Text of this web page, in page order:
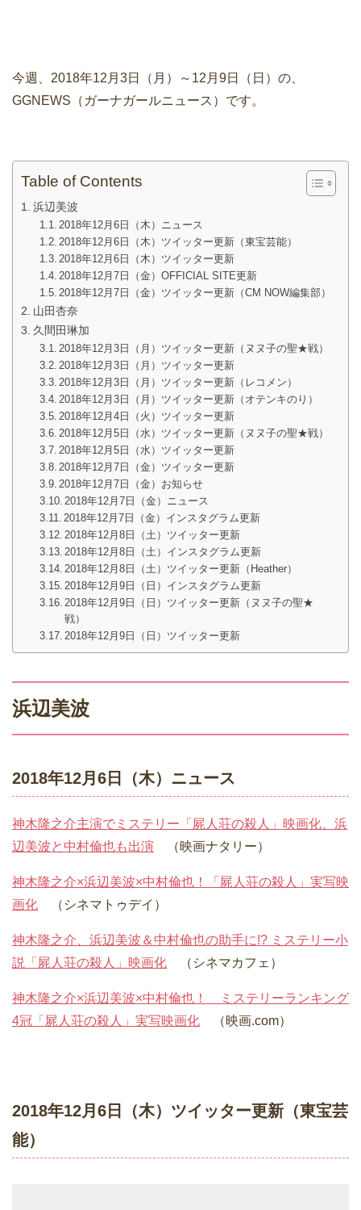
今週、2018年12月3日（月）～12月9日（日）の、
GGNEWS（ガーナガールニュース）です。
Table of Contents
浜辺美波
2018年12月6日（木）ニュース
2018年12月6日（木）ツイッター更新（東宝芸能）
2018年12月6日（木）ツイッター更新
2018年12月7日（金）OFFICIAL SITE更新
2018年12月7日（金）ツイッター更新（CM NOW編集部）
山田杏奈
久間田琳加
2018年12月3日（月）ツイッター更新（ヌヌ子の聖★戦）
2018年12月3日（月）ツイッター更新
2018年12月3日（月）ツイッター更新（レコメン）
2018年12月3日（月）ツイッター更新（オテンキのり）
2018年12月4日（火）ツイッター更新
2018年12月5日（水）ツイッター更新（ヌヌ子の聖★戦）
2018年12月5日（水）ツイッター更新
2018年12月7日（金）ツイッター更新
2018年12月7日（金）お知らせ
2018年12月7日（金）ニュース
2018年12月7日（金）インスタグラム更新
2018年12月8日（土）ツイッター更新
2018年12月8日（土）インスタグラム更新
2018年12月8日（土）ツイッター更新（Heather）
2018年12月9日（日）インスタグラム更新
2018年12月9日（日）ツイッター更新（ヌヌ子の聖★
戦）
2018年12月9日（日）ツイッター更新
浜辺美波
2018年12月6日（木）ニュース
神木隆之介主演でミステリー「屍人荘の殺人」映画化、浜
辺美波と中村倫也も出演 （映画ナタリー）
神木隆之介×浜辺美波×中村倫也！「屍人荘の殺人」実写映
画化 （シネマトゥデイ）
神木隆之介、浜辺美波＆中村倫也の助手に!? ミステリー小
説「屍人荘の殺人」映画化 （シネマカフェ）
神木隆之介×浜辺美波×中村倫也！ ミステリーランキング
4冠「屍人荘の殺人」実写映画化 （映画.com）
2018年12月6日（木）ツイッター更新（東宝芸
能）